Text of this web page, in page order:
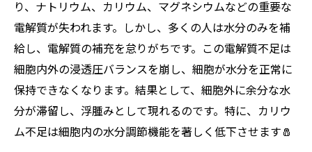
り、ナトリウム、カリウム、マグネシウムなどの重要な
電解質が失われます。しかし、多くの人は水分のみを補
給し、電解質の補充を怠りがちです。この電解質不足は
細胞内外の浸透圧バランスを崩し、細胞が水分を正常に
保持できなくなります。結果として、細胞外に余分な水
分が滞留し、浮腫みとして現れるのです。特に、カリウ
ム不足は細胞内の水分調節機能を著しく低下させます🧂